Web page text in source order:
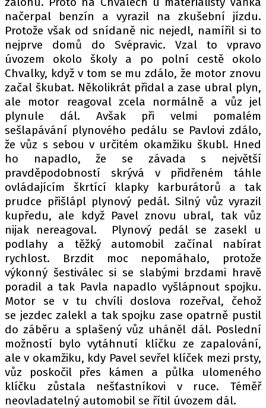
načerpal benzín a vyrazil na zkušební jízdu.
Protože však od snídaně nic nejedl, namířil si to
nejprve domů do Svépravic. Vzal to vpravo
úvozem okolo školy a po polní cestě okolo
Chvalky, když v tom se mu zdálo, že motor znovu
začal škubat. Několikrát přidal a zase ubral plyn,
ale motor reagoval zcela normálně a vůz jel
plynule dál. Avšak při velmi pomalém
sešlapávání plynového pedálu se Pavlovi zdálo,
že vůz s sebou v určitém okamžiku škubl. Hned
ho napadlo, že se závada s největší
pravděpodobností skrývá v přidřeném táhle
ovládajícím škrtící klapky karburátorů a tak
prudce přišlápl plynový pedál. Silný vůz vyrazil
kupředu, ale když Pavel znovu ubral, tak vůz
nijak nereagoval. Plynový pedál se zasekl u
podlahy a těžký automobil začínal nabírat
rychlost. Brzdit moc nepomáhalo, protože
výkonný šestiválec si se slabými brzdami hravě
poradil a tak Pavla napadlo vyšlápnout spojku.
Motor se v tu chvíli doslova rozeřval, čehož
se jezdec zalekl a tak spojku zase opatrně pustil
do záběru a splašený vůz uháněl dál. Poslední
možností bylo vytáhnutí klíčku ze zapalování,
ale v okamžiku, kdy Pavel sevřel klíček mezi prsty,
vůz poskočil přes kámen a půlka ulomeného
klíčku zůstala nešťastníkovi v ruce. Téměř
neovladatelný automobil se řítil úvozem dál.